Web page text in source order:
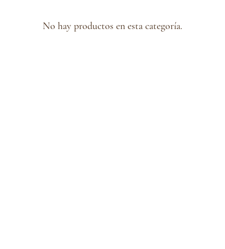
No hay productos en esta categoría.